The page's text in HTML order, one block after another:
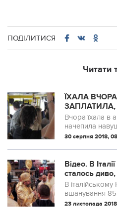
ПОДІЛИТИСЯ
Читати
ЇХАЛА
ЗАПЛАТИЛА,
МУЗИКУ Я
ПАСАЖИРИ
ЗАДНІ РЯДИ
Вчора їхала в
начепила
крізь музику я
30 серпня 2018,
Відео. В
сталось
можуть
В італійському
вшанування
сталося диво —
23 листопада